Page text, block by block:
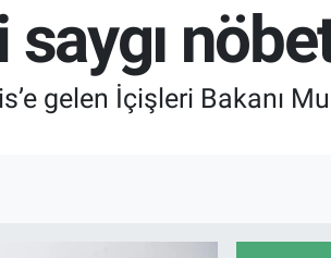
BITCOIN
64.959,79
gelen İçişleri Bakanı